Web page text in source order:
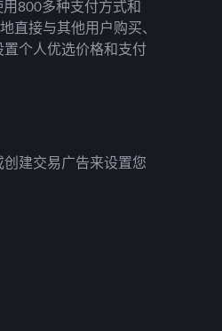
800多种支付方式和
直接与其他用户购买、
个人优选价格和支付
建交易广告来设置您